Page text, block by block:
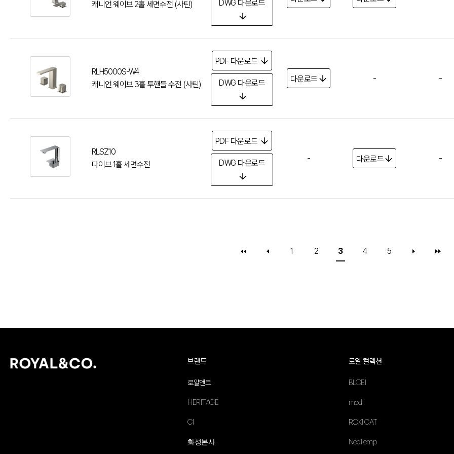
캐니언 웨이브 2홀 세면수전 (사틴)
DWG 다운로드
RLH5000S-W4
캐니언 웨이브 3홀 투핸들 수전 (사틴)
PDF다운로드
DWG 다운로드 다운로드 - -
RLSZ10
다이브 1홀 세면수전
PDF다운로드
DWG 다운로드 - 다운로드 -
1 2 3 4 5
브랜드
로얄앤코
HERITAGE
CI
화성본사
로얄 컬렉션
BLOEI
mod
ROKI CAT
NeoTemp